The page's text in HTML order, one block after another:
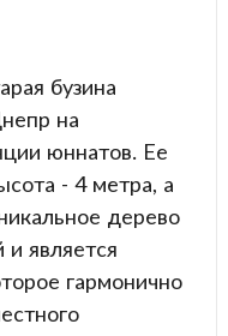
бузина
на
юннатов. Ее
- 4 метра, а
дерево
и является
гармонично